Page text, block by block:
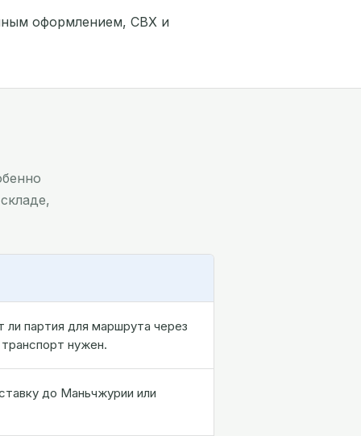
оформлением, СВХ и
партия для маршрута через
нужен.
до Маньчжурии или